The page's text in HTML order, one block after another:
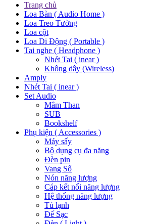
Trang chủ
Loa Bàn ( Audio Home )
Loa Treo Tường
Loa cột
Loa Di Động ( Portable )
Tai nghe ( Headphone )
Nhét Tai ( inear )
Không dây (Wireless)
Amply
Nhét Tai ( inear )
Set Audio
Mâm Than
SUB
Bookshelf
Phụ kiện ( Accessories )
Máy sấy
Bộ dụng cụ đa năng
Đèn pin
Vang Số
Nón năng lượng
Cáp kết nối năng lượng
Hệ thống năng lượng
Tủ lạnh
Đế Sạc